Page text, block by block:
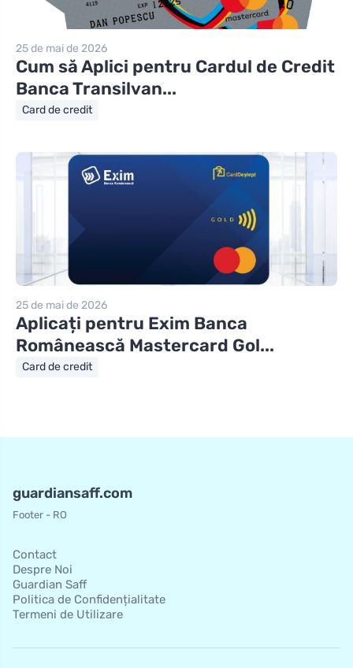
25 de mai de 2026
Cum să Aplici pentru Cardul de Credit
Banca Transilvan...
Card de credit
25 de mai de 2026
Aplicați pentru Exim Banca
Românească Mastercard Gol...
Card de credit
guardiansaff.com
Footer - RO
Contact
Despre Noi
Guardian Saff
Politica de Confidențialitate
Termeni de Utilizare